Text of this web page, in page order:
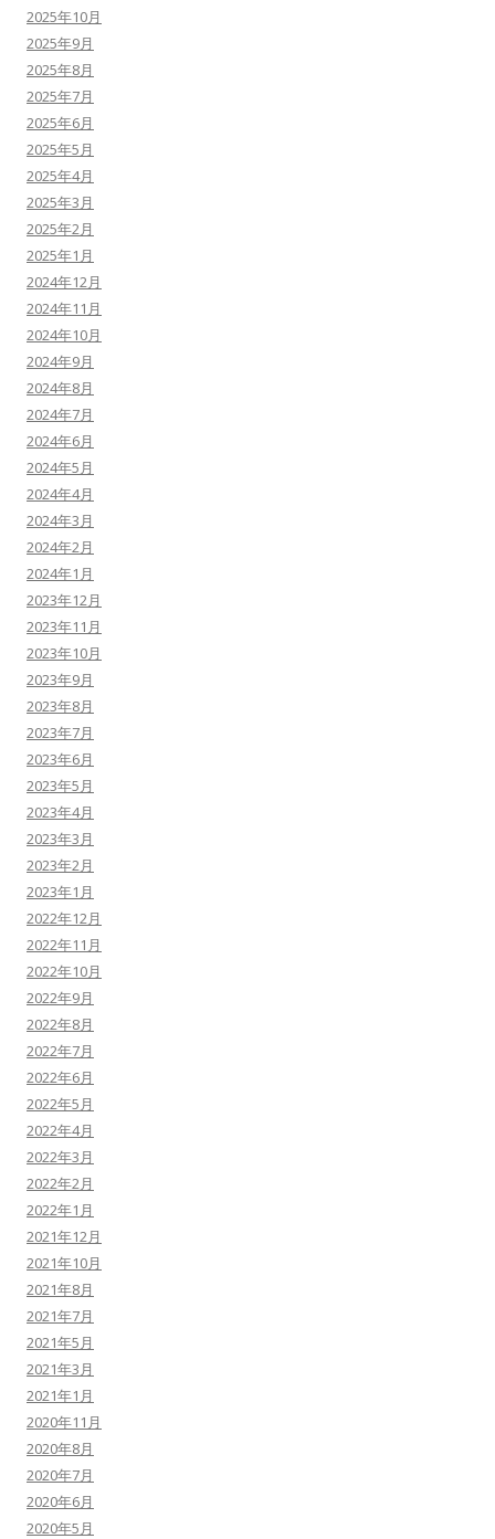
2025年10月
2025年9月
2025年8月
2025年7月
2025年6月
2025年5月
2025年4月
2025年3月
2025年2月
2025年1月
2024年12月
2024年11月
2024年10月
2024年9月
2024年8月
2024年7月
2024年6月
2024年5月
2024年4月
2024年3月
2024年2月
2024年1月
2023年12月
2023年11月
2023年10月
2023年9月
2023年8月
2023年7月
2023年6月
2023年5月
2023年4月
2023年3月
2023年2月
2023年1月
2022年12月
2022年11月
2022年10月
2022年9月
2022年8月
2022年7月
2022年6月
2022年5月
2022年4月
2022年3月
2022年2月
2022年1月
2021年12月
2021年10月
2021年8月
2021年7月
2021年5月
2021年3月
2021年1月
2020年11月
2020年8月
2020年7月
2020年6月
2020年5月